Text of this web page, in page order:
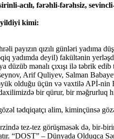
acılı, fərəhli-fərəhsiz,
kimi:
payızın qızılı günləri
yadımda deyil) fakültənin
düzüb mənalı çıxışı ilə təbrik
Arif Quliyev, Salman
olduğu üçün və vaxtilə APİ-
bir qürur, bir
tədqiqatçı alim, kiminçünsə
tez-tez görüşməsək də, bir-
“DOST” – Dünyada Olduqca